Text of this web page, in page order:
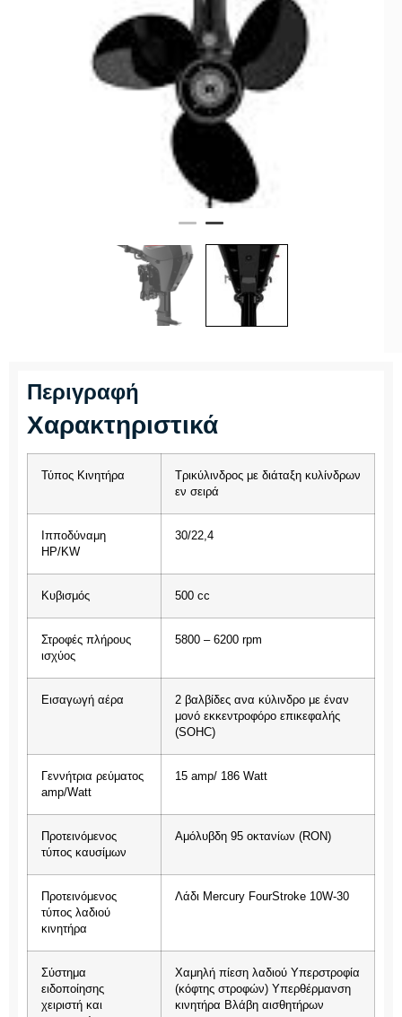
Περιγραφή
Χαρακτηριστικά
Τύπος Κινητήρα
Τρικύλινδρος με διάταξη κυλίνδρων
εν σειρά
Ιπποδύναμη
HP/KW
30/22,4
Κυβισμός 500 cc
Στροφές πλήρους
ισχύος
5800 – 6200 rpm
Εισαγωγή αέρα
2 βαλβίδες ανα κύλινδρο με έναν
μονό εκκεντροφόρο επικεφαλής
(SOHC)
Γεννήτρια ρεύματος
amp/Watt
15 amp/ 186 Watt
Προτεινόμενος
τύπος καυσίμων
Αμόλυβδη 95 οκτανίων (RON)
Προτεινόμενος
τύπος λαδιού
κινητήρα
Λάδι Mercury FourStroke 10W-30
Σύστημα
ειδοποίησης
χειριστή και
Χαμηλή πίεση λαδιού Υπερστροφία
(κόφτης στροφών) Υπερθέρμανση
κινητήρα Βλάβη αισθητήρων